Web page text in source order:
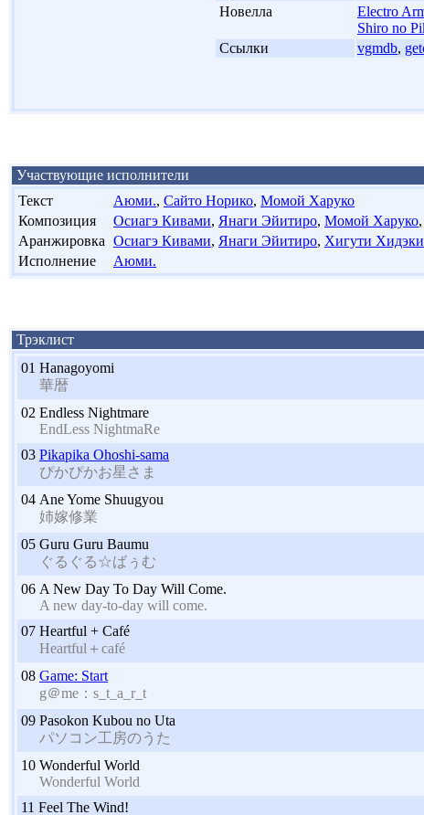
Новелла
Electro
Shiro no
Ссылки vgmdb,
Участвующие исполнители
Текст
Аюми., Сайто Норико, Момой Харуко
Композиция
Осиагэ Кивами, Янаги Эйитиро, Момой Харуко,
Аранжировка Осиагэ Кивами, Янаги Эйитиро, Хигути Хидэки
Исполнение
Аюми.
Трэклист
01 Hanagoyomi
華暦
02 Endless Nightmare
EndLess NightmaRe
03 Pikapika Ohoshi-sama
ぴかぴかお星さま
04 Ane Yome Shuugyou
姉嫁修業
05 Guru Guru Baumu
ぐるぐる☆ばぅむ
06 A New Day To Day Will Come.
A new day-to-day will come.
07 Heartful + Café
Heartful＋café
08 Game: Start
g＠me：s_t_a_r_t
09 Pasokon Kubou no Uta
パソコン工房のうた
10 Wonderful World
Wonderful World
11 Feel The Wind!